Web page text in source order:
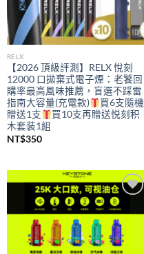
RELX
【2026 頂級評測】RELX 悅刻
12000 口拋棄式電子煙：老饕回
購率最高風味推薦，盲選不踩雷
指南大容量(充電款)
買6支隨機
贈送1支
買10支再贈送悦刻积
木套装1組
NT$350
Add to
wishlist